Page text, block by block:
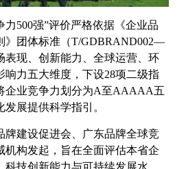
力500强”评价严格依据《企业品
》团体标准（T/GDBRAND002—
表现、创新能力、全球运营、环
响力五大维度，下设28项二级指
企业竞争力划分为A至AAAAA五
展提供科学指引。
牌建设促进会、广东品牌全球竞
机构发起，旨在全面评估本省企